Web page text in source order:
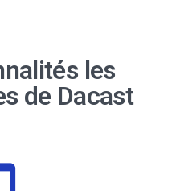
les
de Dacast